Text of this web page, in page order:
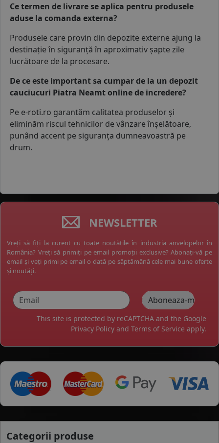
Ce termen de livrare se aplica pentru produsele
aduse la comanda externa?
Produsele care provin din depozite externe ajung la
destinație în siguranță în aproximativ șapte zile
lucrătoare de la procesare.
De ce este important sa cumpar de la un depozit
cauciucuri Piatra Neamt online de incredere?
Pe e-roti.ro garantăm calitatea produselor și
eliminăm riscul tehnicilor de vânzare înșelătoare,
punând accent pe siguranța dumneavoastră pe
drum.
NEWSLETTER
Vreți să fiți la curent cu toate noutățile în industria anvelopelor în
România? Vreți să primiți pe email promoții exclusive? Abonați-vă pe
email și veți primi pe email o dată pe săptămână cele mai bune oferte
și noutăți.
This site is protected by reCAPTCHA and the Google
Privacy Policy and Terms of Service apply.
Categorii produse